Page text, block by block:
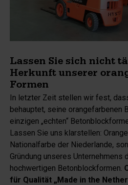
Lassen Sie sich nicht
Herkunft unserer
Formen
In letzter Zeit stellen wir fest,
behauptet, seine orangefarbenen
einzigen „echten“
Lassen Sie uns klarstellen:
Nationalfarbe der Niederlande,
Gründung unseres Unternehmens
hochwertigen Betonblockformen.
für Qualität „Made in the